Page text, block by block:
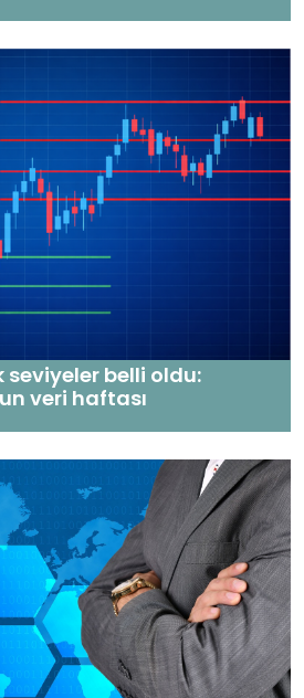
seviyeler belli oldu:
veri haftası